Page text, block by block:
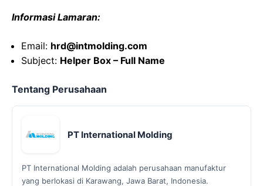
Informasi Lamaran:
Email: hrd@intmolding.com
Subject: Helper Box – Full Name
Tentang Perusahaan
PT International Molding
PT International Molding adalah perusahaan manufaktur
yang berlokasi di Karawang, Jawa Barat, Indonesia.